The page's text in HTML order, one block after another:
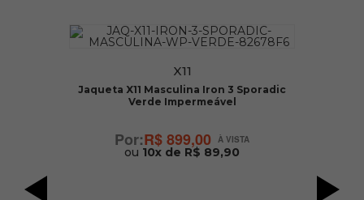
X11
Jaqueta X11 Masculina Iron 3 Sporadic
Verde Impermeável
R$ 899,00
ou 10x de R$ 89,90